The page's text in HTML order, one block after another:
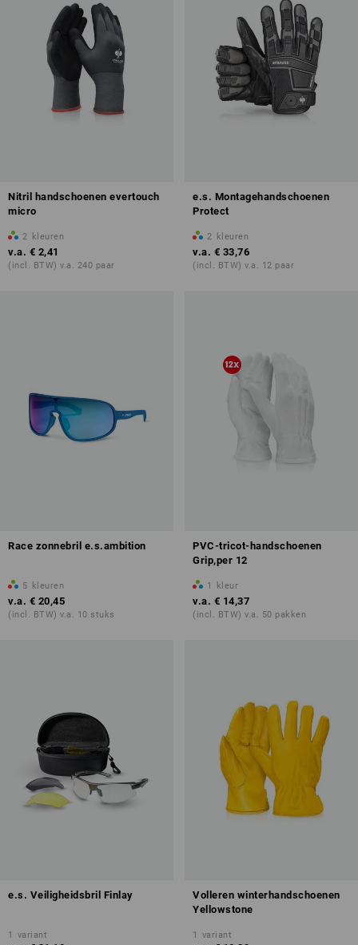
Nitril handschoenen evertouch
micro
2 kleuren
v.a. € 2,41
(incl. BTW) v.a. 240 paar
e.s. Montagehandschoenen
Protect
2 kleuren
v.a. € 33,76
(incl. BTW) v.a. 12 paar
Race zonnebril e.s.ambition
5 kleuren
v.a. € 20,45
(incl. BTW) v.a. 10 stuks
PVC-tricot-handschoenen
Grip,per 12
1 kleur
v.a. € 14,37
(incl. BTW) v.a. 50 pakken
e.s. Veiligheidsbril Finlay
1 variant
Volleren winterhandschoenen
Yellowstone
1 variant